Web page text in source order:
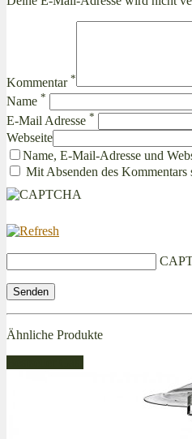
Kommentar *
Name *
E-Mail Adresse *
Webseite
Name, E-Mail-Adresse und
Mit Absenden des Kommentars
Ähnliche Produkte